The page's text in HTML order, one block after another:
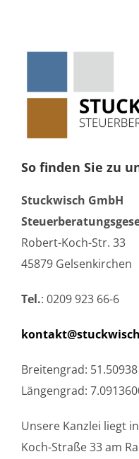
So finden Sie zu
Stuckwisch GmbH
Robert-Koch-Str. 33
45879 Gelsenkirchen
Tel.: 0209 923 66-6
Breitengrad: 51.50938
Längengrad:
Unsere Kanzlei liegt
Koch-Straße 33 am